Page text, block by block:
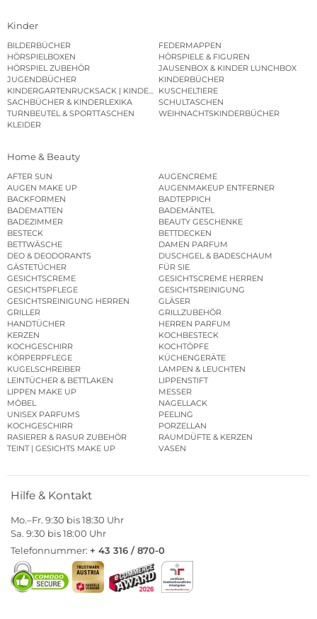
Kinder
BILDERBÜCHER
FEDERMAPPEN
HÖRSPIELBOXEN
HÖRSPIELE & FIGUREN
HÖRSPIEL ZUBEHÖR
JAUSENBOX & KINDER LUNCHBOX
JUGENDBÜCHER
KINDERBÜCHER
KINDERGARTENRUCKSACK | KINDERGARTENBEUTEL
KUSCHELTIERE
SACHBÜCHER & KINDERLEXIKA
SCHULTASCHEN
TURNBEUTEL & SPORTTASCHEN
WEIHNACHTSKINDERBÜCHER
KLEIDER
Home & Beauty
AFTER SUN
AUGENCREME
AUGEN MAKE UP
AUGENMAKEUP ENTFERNER
BACKFORMEN
BADTEPPICH
BADEMATTEN
BADEMÄNTEL
BADEZIMMER
BEAUTY GESCHENKE
BESTECK
BETTDECKEN
BETTWÄSCHE
DAMEN PARFUM
DEO & DEODORANTS
DUSCHGEL & BADESCHAUM
GÄSTETÜCHER
FÜR SIE
GESICHTSCREME
GESICHTSCREME HERREN
GESICHTSPFLEGE
GESICHTSREINIGUNG
GESICHTSREINIGUNG HERREN
GLÄSER
GRILLER
GRILLZUBEHÖR
HANDTÜCHER
HERREN PARFUM
KERZEN
KOCHBESTECK
KOCHGESCHIRR
KOCHTÖPFE
KÖRPERPFLEGE
KÜCHENGERÄTE
KUGELSCHREIBER
LAMPEN & LEUCHTEN
LEINTÜCHER & BETTLAKEN
LIPPENSTIFT
LIPPEN MAKE UP
MESSER
MÖBEL
NAGELLACK
UNISEX PARFUMS
PEELING
KOCHGESCHIRR
PORZELLAN
RASIERER & RASUR ZUBEHÖR
RAUMDÜFTE & KERZEN
TEINT | GESICHTS MAKE UP
VASEN
Hilfe & Kontakt
Mo.–Fr. 9:30 bis 18:30 Uhr
Sa. 9:30 bis 18:00 Uhr
Telefonnummer: + 43 316 / 870-0